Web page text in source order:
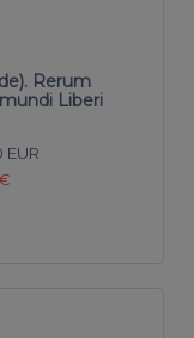
Rerum
Liberi